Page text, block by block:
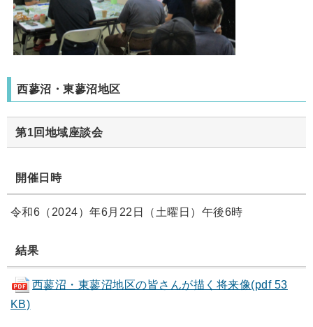
西蓼沼・東蓼沼地区
第1回地域座談会
開催日時
令和6（2024）年6月22日（土曜日）午後6時
結果
西蓼沼・東蓼沼地区の皆さんが描く将来像(pdf 53
KB)